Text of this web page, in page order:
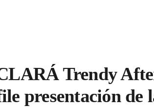
Trendy
presentación de